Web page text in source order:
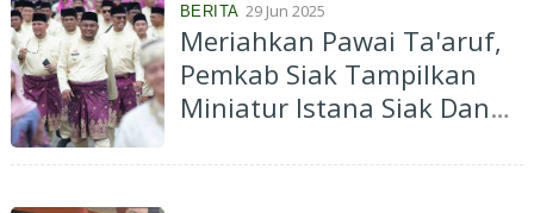
BERITA 29 Jun 2025
Meriahkan Pawai Ta'aruf,
Pemkab Siak Tampilkan
Miniatur Istana Siak Dan